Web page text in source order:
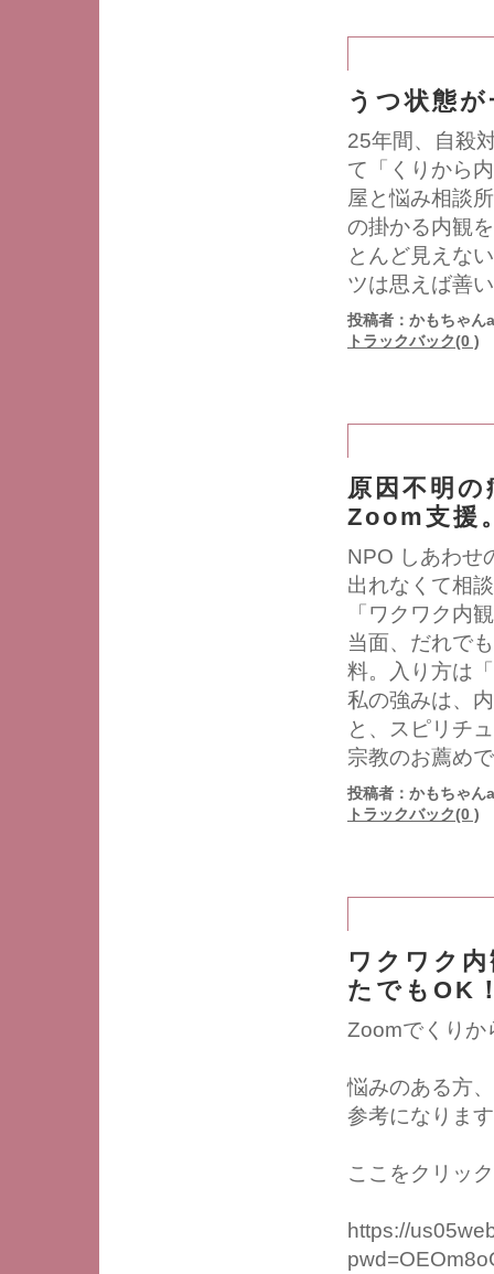
うつ状態
25年間、自殺
て「くりから
屋と悩み相談
の掛かる内観
とんど見えな
ツは思えば善
投稿者：かもちゃ
トラックバック(0 )
原因不明
Zoom支援
NPO しあわせ
出れなくて相
「ワクワク内
当面、だれで
料。入り方は
私の強みは、
と、スピリチ
宗教のお薦め
投稿者：かもちゃ
トラックバック(0 )
ワクワク
たでもOK
Zoomでくりか
悩みのある方
参考になりま
ここをクリッ
https://